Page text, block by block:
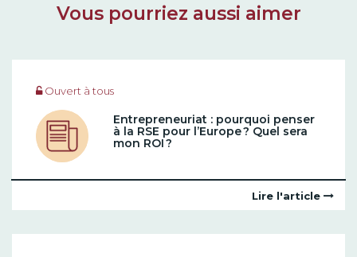
Vous pourriez aussi aimer
Ouvert à tous
Entrepreneuriat : pourquoi penser
à la RSE pour l’Europe ? Quel sera
mon ROI ?
Lire l'article